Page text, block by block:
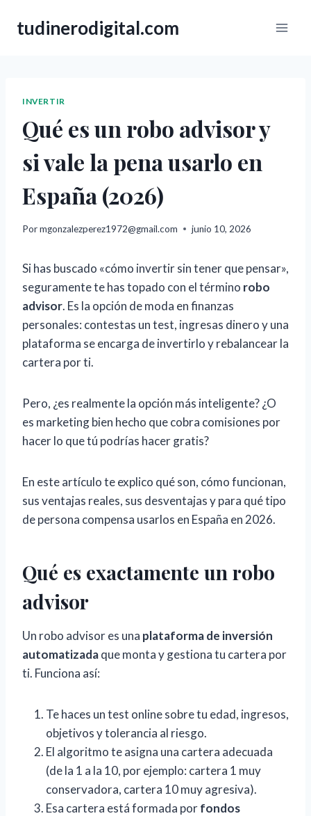
tudinerodigital.com
INVERTIR
Qué es un robo advisor y
si vale la pena usarlo en
España (2026)
Pormgonzalezperez1972@gmail.com junio 10, 2026
Si has buscado «cómo invertir sin tener que pensar»,
seguramente te has topado con el término robo
advisor. Es la opción de moda en finanzas
personales: contestas un test, ingresas dinero y una
plataforma se encarga de invertirlo y rebalancear la
cartera por ti.
Pero, ¿es realmente la opción más inteligente? ¿O
es marketing bien hecho que cobra comisiones por
hacer lo que tú podrías hacer gratis?
En este artículo te explico qué son, cómo funcionan,
sus ventajas reales, sus desventajas y para qué tipo
de persona compensa usarlos en España en 2026.
Qué es exactamente un robo
advisor
Un robo advisor es una plataforma de inversión
automatizadaque monta y gestiona tu cartera por
ti. Funciona así:
Te haces un test online sobre tu edad, ingresos,
objetivos y tolerancia al riesgo.
El algoritmo te asigna una cartera adecuada
(de la 1 a la 10, por ejemplo: cartera 1 muy
conservadora, cartera 10 muy agresiva).
Esa cartera está formada porfondos